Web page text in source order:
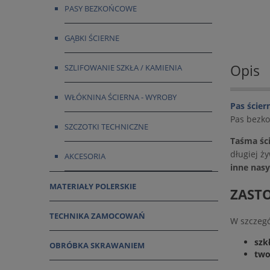
PASY BEZKOŃCOWE
GĄBKI ŚCIERNE
SZLIFOWANIE SZKŁA / KAMIENIA
WŁÓKNINA ŚCIERNA - WYROBY
SZCZOTKI TECHNICZNE
AKCESORIA
MATERIAŁY POLERSKIE
TECHNIKA ZAMOCOWAŃ
OBRÓBKA SKRAWANIEM
Opis
Pas
Pas
Taśma
długiej
inne
W